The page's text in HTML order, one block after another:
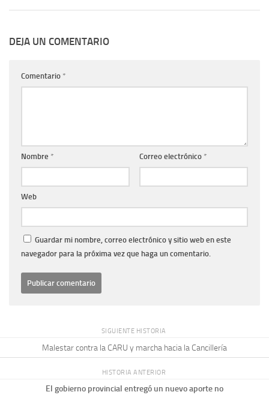
DEJA UN COMENTARIO
Comentario *
Nombre * Correo electrónico *
Web
Guardar mi nombre, correo electrónico y sitio web en este
navegador para la próxima vez que haga un comentario.
SIGUIENTE HISTORIA
Malestar contra la CARU y marcha hacia la Cancillería
HISTORIA ANTERIOR
El gobierno provincial entregó un nuevo aporte no